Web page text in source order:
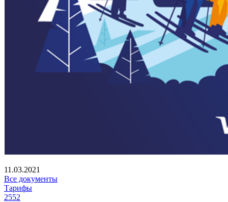
11.03.2021
Все документы
Тарифы
2552